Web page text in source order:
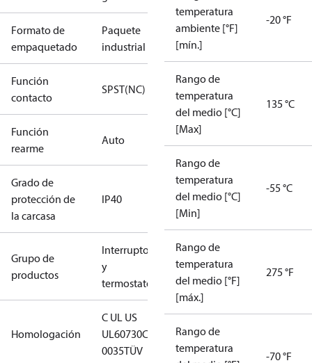
Formato de
empaquetado
Paquete
industrial
Función
contacto
SPST(NC)
Función
rearme
Auto
Grado de
protección de
la carcasa
IP40
Grupo de
productos
Interruptores
y
termostatos
Homologación
C UL US
UL60730CE
0035TÜV
temperatura
ambiente [°F]
[mín.]
-20 °F
Rango de
temperatura
del medio [°C]
[Max]
135 °C
Rango de
temperatura
del medio [°C]
[Min]
-55 °C
Rango de
temperatura
del medio [°F]
[máx.]
275 °F
Rango de
temperatura
-70 °F